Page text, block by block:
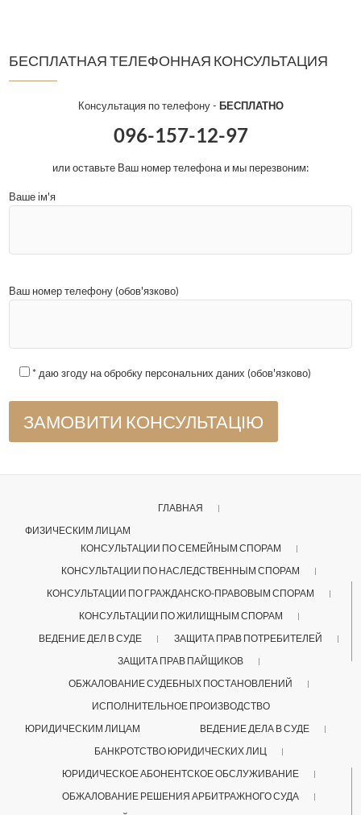
БЕСПЛАТНАЯ ТЕЛЕФОННАЯ КОНСУЛЬТАЦИЯ
Консультация по телефону - БЕСПЛАТНО
096-157-12-97
или оставьте Ваш номер телефона и мы перезвоним:
Ваше ім'я
Ваш номер телефону (обов'язково)
* даю згоду на обробку персональних даних (обов'язково)
ГЛАВНАЯ
ФИЗИЧЕСКИМ ЛИЦАМ
КОНСУЛЬТАЦИИ ПО СЕМЕЙНЫМ СПОРАМ
КОНСУЛЬТАЦИИ ПО НАСЛЕДСТВЕННЫМ СПОРАМ
КОНСУЛЬТАЦИИ ПО ГРАЖДАНСКО-ПРАВОВЫМ СПОРАМ
КОНСУЛЬТАЦИИ ПО ЖИЛИЩНЫМ СПОРАМ
ВЕДЕНИЕ ДЕЛ В СУДЕ
ЗАЩИТА ПРАВ ПОТРЕБИТЕЛЕЙ
ЗАЩИТА ПРАВ ПАЙЩИКОВ
ОБЖАЛОВАНИЕ СУДЕБНЫХ ПОСТАНОВЛЕНИЙ
ИСПОЛНИТЕЛЬНОЕ ПРОИЗВОДСТВО
ЮРИДИЧЕСКИМ ЛИЦАМ
ВЕДЕНИЕ ДЕЛА В СУДЕ
БАНКРОТСТВО ЮРИДИЧЕСКИХ ЛИЦ
ЮРИДИЧЕСКОЕ АБОНЕНТСКОЕ ОБСЛУЖИВАНИЕ
ОБЖАЛОВАНИЕ РЕШЕНИЯ АРБИТРАЖНОГО СУДА